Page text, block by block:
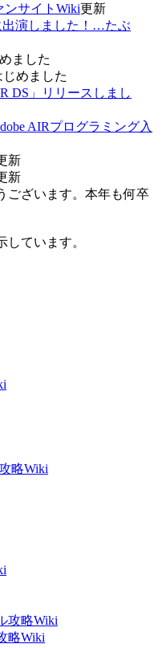
ンサイトWiki更新
出演しました！…たぶ
ました
じめました
DS」リリースしまし
AIRプログラミング入
新
新
ございます。本年も何卒
しています。
略Wiki
攻略Wiki
略Wiki